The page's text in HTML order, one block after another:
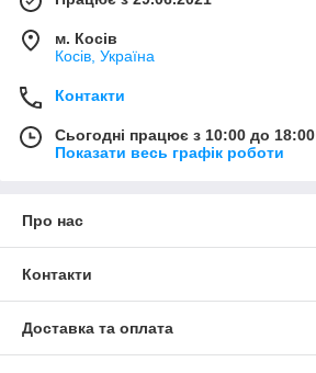
м. Косів
Косів, Україна
Контакти
Сьогодні працює з 10:00 до 18:00
Показати весь графік роботи
Про нас
Контакти
Доставка та оплата